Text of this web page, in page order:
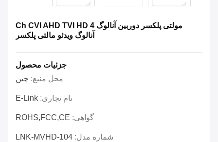
مولتی پلکسر دوربین آنالوگ 4 Ch CVI AHD TVI HD
آنالوگ ویدئو مالتی پلکسر
جزئیات محصول
محل منبع: چین
نام تجاری: E-Link
گواهی: ROHS,FCC,CE
شماره مدل: LNK-MVHD-104